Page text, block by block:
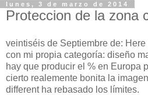
lunes, 3 de marzo de 2014
Proteccion de la zona
veintiséis de Septiembre de:
con mi propia categoría: diseño
hay que producir el % en Europa
cierto realemente bonita la
different ha rebasado los límites.